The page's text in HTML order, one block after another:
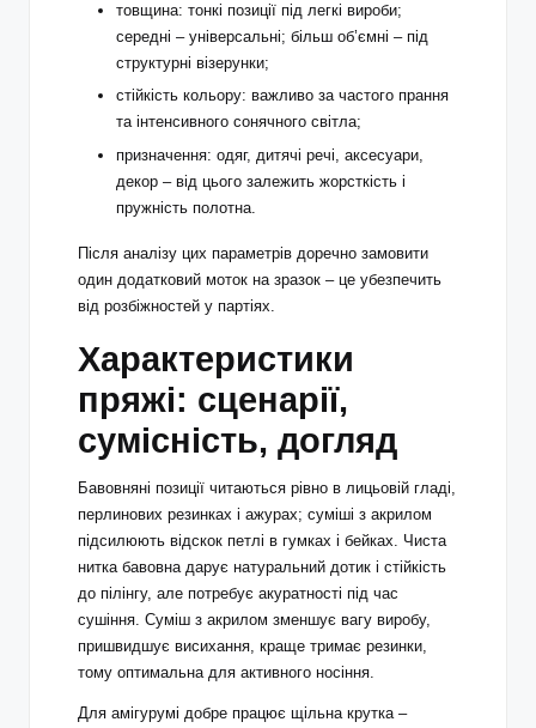
товщина: тонкі позиції під легкі вироби;
середні – універсальні; більш об’ємні – під
структурні візерунки;
стійкість кольору: важливо за частого прання
та інтенсивного сонячного світла;
призначення: одяг, дитячі речі, аксесуари,
декор – від цього залежить жорсткість і
пружність полотна.
Після аналізу цих параметрів доречно замовити
один додатковий моток на зразок – це убезпечить
від розбіжностей у партіях.
Характеристики
пряжі: сценарії,
сумісність, догляд
Бавовняні позиції читаються рівно в лицьовій гладі,
перлинових резинках і ажурах; суміші з акрилом
підсилюють відскок петлі в гумках і бейках. Чиста
нитка бавовна дарує натуральний дотик і стійкість
до пілінгу, але потребує акуратності під час
сушіння. Суміш з акрилом зменшує вагу виробу,
пришвидшує висихання, краще тримає резинки,
тому оптимальна для активного носіння.
Для амігурумі добре працює щільна крутка –